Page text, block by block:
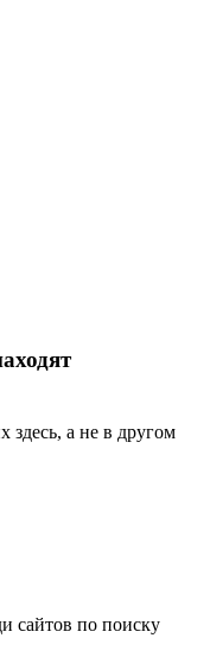
здесь, а не в другом
сайтов по поиску